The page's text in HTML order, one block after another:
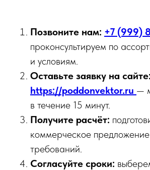
Позвоните нам: +7 (999)
проконсультируем по
и условиям.
Оставьте заявку на сайте:
https://poddonvektor.ru —
в течение 15 минут.
Получите расчёт:
коммерческое
требований.
Согласуйте сроки: